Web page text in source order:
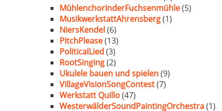
MühlenchorinderFuchsenmühle(5)
MusikwerkstattAhrensberg(1)
NiersKendel(6)
PitchPlease(13)
PoliticalLied (3)
RootSinging(2)
Ukulele bauen und spielen(9)
VillageVisionSongContest(7)
Werkstatt Quillo(47)
WesterwälderSoundPaintingOrchestra(1)